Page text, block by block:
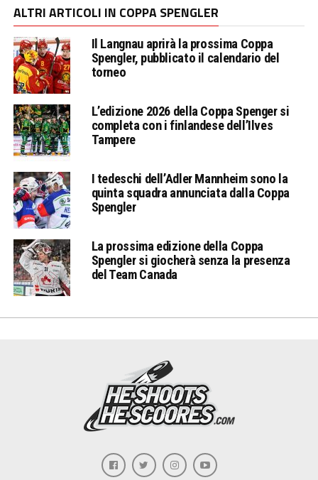
ALTRI ARTICOLI IN COPPA SPENGLER
Il Langnau aprirà la prossima Coppa
Spengler, pubblicato il calendario del
torneo
L’edizione 2026 della Coppa Spenger si
completa con i finlandese dell’Ilves
Tampere
I tedeschi dell’Adler Mannheim sono la
quinta squadra annunciata dalla Coppa
Spengler
La prossima edizione della Coppa
Spengler si giocherà senza la presenza
del Team Canada